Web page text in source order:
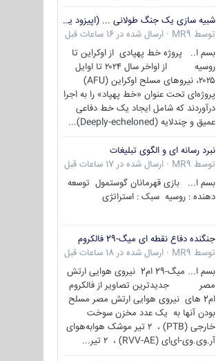
شبیه سازی یک جنگ طولانی ... (اپیزود یکم : اوکراین )
توسط MR9
· ارسال شده در 16 ساعات قبل
بسم ا.. پروژه خط پهپادی از اوکراین تا
روسیه از اواخر سال ۲۰۲۴ تا اوایل
۲۰۲۵، نیروهای مسلح اوکراین (AFU)
پروژه‌ای تحت عنوان «خط پهپاد» را به اجرا
درآوردند که شامل ایجاد یک خط دفاعی
عمیق و چندلایه (Deeply-echeloned)...
نبرد رسانه ای و الگوی تبلیغات
توسط MR9
· ارسال شده در 17 ساعات قبل
بسم ا... بازی قهرمانان گوستمول توسعه
دهنده : روسیه سبک : استراتژی
جنگنده دفاع نقطه ای میگ-29 فالکروم
توسط MR9
· ارسال شده در 18 ساعات قبل
بسم ا... میگ-29 ام2 نیروی هوایی ارتش
مصر جدیدترین تصاویر از فالکروم
ام2 های نیروی هوایی ارتش مصر مسلح
بودن آنها به یک عدد مخزن سوخت
خارجی (PTB) ، ۲ تیر موشک هوابه‌هوای
آر.وی.وی-ای‌ای (RVV-AE) ، ۲ تیر...